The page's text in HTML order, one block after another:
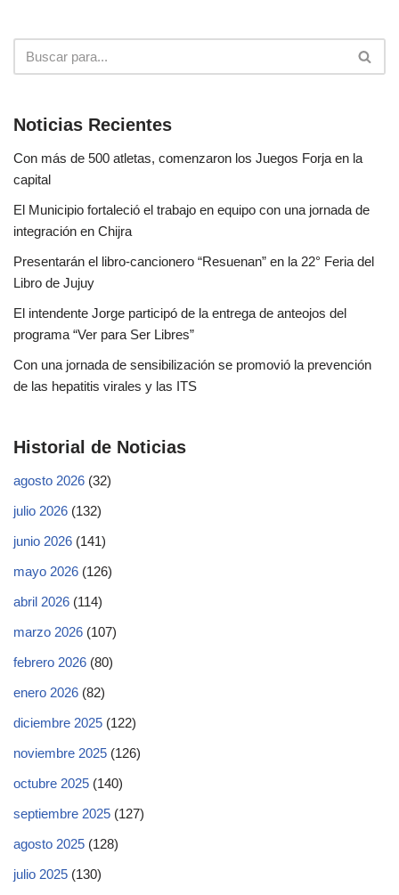
Noticias Recientes
Con más de 500 atletas, comenzaron los Juegos Forja en la
capital
El Municipio fortaleció el trabajo en equipo con una jornada de
integración en Chijra
Presentarán el libro-cancionero “Resuenan” en la 22° Feria del
Libro de Jujuy
El intendente Jorge participó de la entrega de anteojos del
programa “Ver para Ser Libres”
Con una jornada de sensibilización se promovió la prevención
de las hepatitis virales y las ITS
Historial de Noticias
agosto 2026 (32)
julio 2026 (132)
junio 2026 (141)
mayo 2026 (126)
abril 2026 (114)
marzo 2026 (107)
febrero 2026 (80)
enero 2026 (82)
diciembre 2025 (122)
noviembre 2025 (126)
octubre 2025 (140)
septiembre 2025 (127)
agosto 2025 (128)
julio 2025 (130)